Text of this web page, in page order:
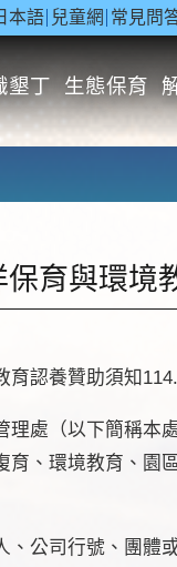
本語 兒童網 常見問
墾丁 生態保育
育與環境
育認養贊助須知
處（以下簡稱本
、環境教育、園
公司行號、團體